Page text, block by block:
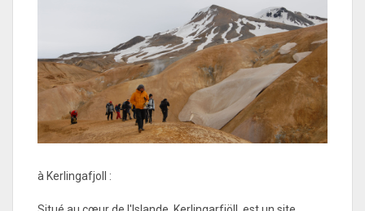
à Kerlingafjoll :